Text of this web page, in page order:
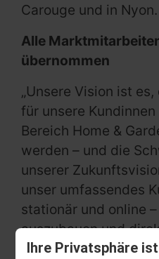
Ihre Privatsphäre
Carouge und in Nyon.
Alle
übernommen
„Unsere Vision ist
für unsere
Bereich Home &
werden – und die
unserer
unser umfassendes
stationär und online
auszubauen und
können. Und an